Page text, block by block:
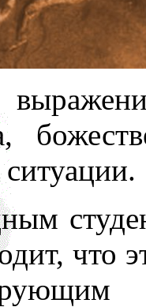
ситуации.
что